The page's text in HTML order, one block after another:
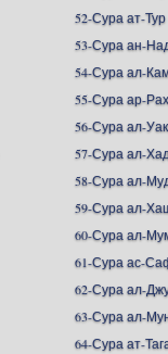
52-Сура ат-
53-Сура ан-
54-Сура ал-
55-Сура ар-
56-Сура ал-
57-Сура ал-
58-Сура ал-
59-Сура ал-
60-Сура ал-
61-Сура ас-
62-Сура ал-
63-Сура ал-
64-Сура ат-